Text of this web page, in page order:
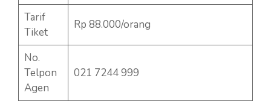
Tarif
Tiket
Rp 88.000/orang
No.
Telpon
Agen
021 7244 999